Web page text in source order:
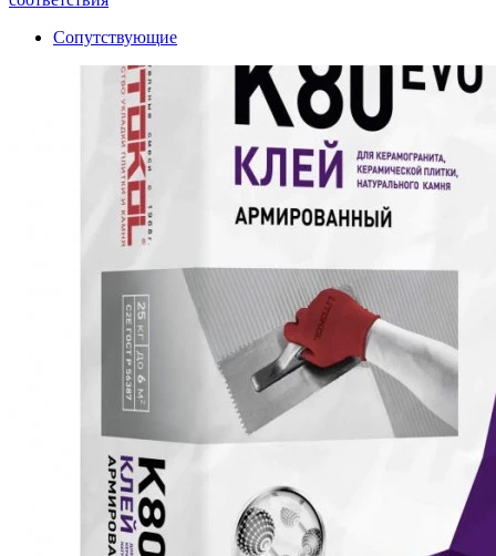
Сопутствующие